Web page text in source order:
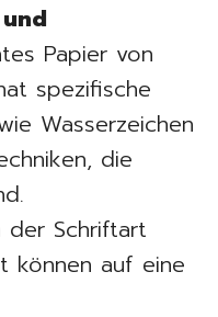
Papier von
spezifische
Wasserzeichen
die
der Schriftart
können auf eine